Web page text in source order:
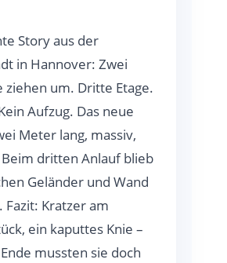
Story aus der
in Hannover: Zwei
ziehen um. Dritte Etage.
Aufzug. Das neue
Meter lang, massiv,
dritten Anlauf blieb
Geländer und Wand
Fazit: Kratzer am
ein kaputtes Knie –
mussten sie doch